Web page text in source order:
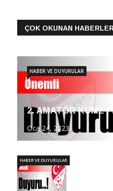
ÇOK OKUNAN HABERLER
2. AMATÖR KÜME
Oca 24, 2023
HABER VE DUYURULAR
HABER VE DUYURULAR